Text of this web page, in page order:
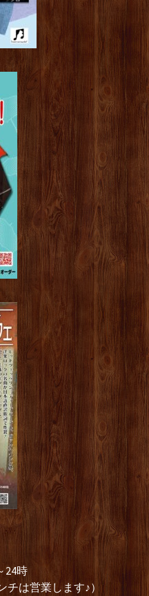
24時
チは営業します♪）